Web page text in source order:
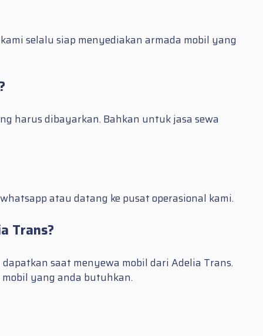
selalu siap menyediakan armada mobil yang
harus dibayarkan. Bahkan untuk jasa sewa
atau datang ke pusat operasional kami.
Trans?
saat menyewa mobil dari Adelia Trans.
yang anda butuhkan.